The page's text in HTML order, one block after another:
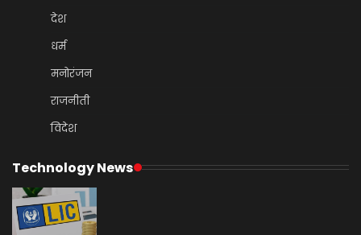
देश
धर्म
मनोरंजन
राजनीती
विदेश
Technology News